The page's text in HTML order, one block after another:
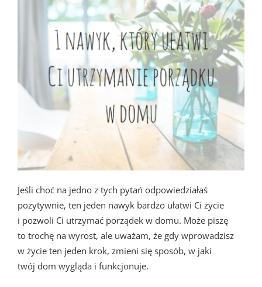
Jeśli choć na jedno z tych pytań odpowiedziałaś
pozytywnie, ten jeden nawyk bardzo ułatwi Ci życie
i pozwoli Ci utrzymać porządek w domu. Może piszę
to trochę na wyrost, ale uważam, że gdy wprowadzisz
w życie ten jeden krok, zmieni się sposób, w jaki
twój dom wygląda i funkcjonuje.